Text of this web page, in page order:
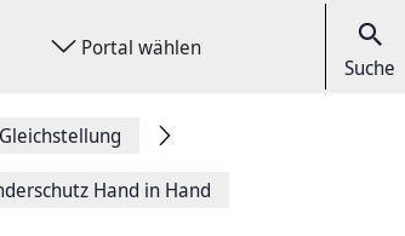
Portal wählen
Suche
Hand in Hand